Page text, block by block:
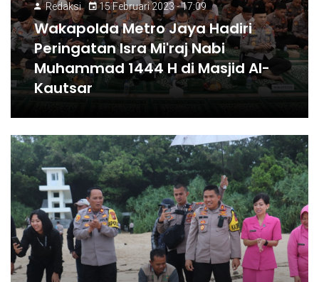
Redaksi 15 Februari 2023 - 17:09
Wakapolda Metro Jaya Hadiri
Peringatan Isra Mi'raj Nabi
Muhammad 1444 H di Masjid Al-
Kautsar